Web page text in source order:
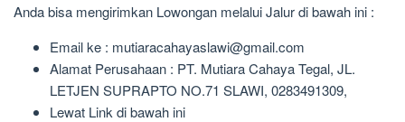
Anda bisa mengirimkan Lowongan melalui Jalur di bawah ini :
Email ke : mutiaracahayaslawi@gmail.com
Alamat Perusahaan : PT. Mutiara Cahaya Tegal, JL.
LETJEN SUPRAPTO NO.71 SLAWI, 0283491309,
Lewat Link di bawah ini